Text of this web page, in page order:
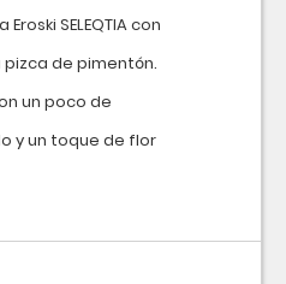
SELEQTIA con
de pimentón.
un poco de
y un toque de flor